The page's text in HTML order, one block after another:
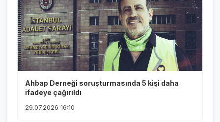
Ahbap Derneği soruşturmasında 5 kişi daha
ifadeye çağırıldı
29.07.2026 16:10